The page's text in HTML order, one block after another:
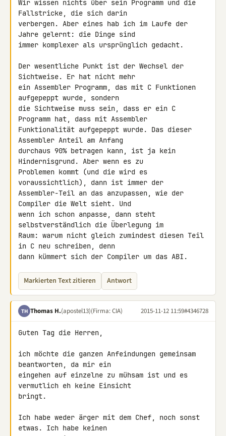
Wir wissen nichts über sein Programm und die
Fallstricke, die sich darin
verbergen. Aber eines hab ich im Laufe der
Jahre gelernt: die Dinge sind
immer komplexer als ursprünglich gedacht.
Der wesentliche Punkt ist der Wechsel der
Sichtweise. Er hat nicht mehr
ein Assembler Programm, das mit C Funktionen
aufgepeppt wurde, sondern
die Sichtweise muss sein, dass er ein C
Programm hat, dass mit Assembler
Funktionalität aufgepeppt wurde. Das dieser
Assembler Anteil am Anfang
durchaus 90% betragen kann, ist ja kein
Hindernisgrund. Aber wenn es zu
Problemen kommt (und die wird es
voraussichtlich), dann ist immer der
Assembler-Teil an das anzupassen, wie der
Compiler die Welt sieht. Und
wenn ich schon anpasse, dann steht
selbstverständlich die Überlegung im
Raum: warum nicht gleich zumindest diesen Teil
in C neu schreiben, denn
dann kümmert sich der Compiler um das ABI.
Markierten Text zitieren Antwort
TH Thomas H.(apostel13)(Firma: CIA) 2015-11-12 11:59#4346728
Guten Tag die Herren,
ich möchte die ganzen Anfeindungen gemeinsam
beantworten, da mir ein
eingehen auf einzelne zu mühsam ist und es
vermutlich eh keine Einsicht
bringt.
Ich habe weder ärger mit dem Chef, noch sonst
etwas. Ich habe keinen